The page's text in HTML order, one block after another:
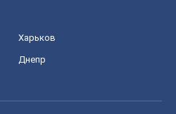
Харьков
Днепр